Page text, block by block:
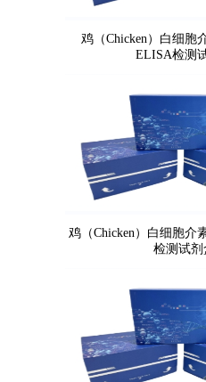
鸡（Chicken）白细胞
ELISA检测
鸡（Chicken）白细胞介
检测试剂